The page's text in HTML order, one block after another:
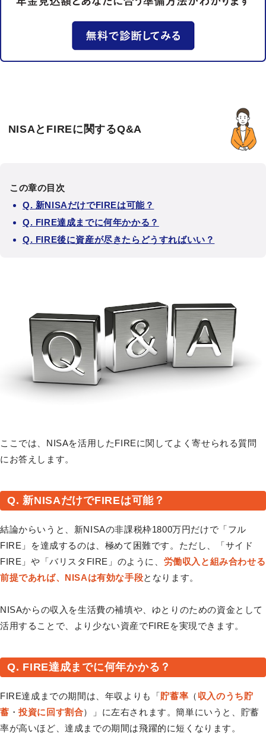
NISAとFIREに関するQ&A
この章の目次
Q. 新NISAだけでFIREは可能？
Q. FIRE達成までに何年かかる？
Q. FIRE後に資産が尽きたらどうすればいい？
ここでは、NISAを活用したFIREに関してよく寄せられる質問
にお答えします。
Q. 新NISAだけでFIREは可能？
結論からいうと、新NISAの非課税枠1800万円だけで「フル
FIRE」を達成するのは、極めて困難です。ただし、「サイド
FIRE」や「バリスタFIRE」のように、 労働収入と組み合わせる
前提であれば、NISAは有効な手段となります。
NISAからの収入を生活費の補填や、ゆとりのための資金として
活用することで、より少ない資産でFIREを実現できます。
Q. FIRE達成までに何年かかる？
FIRE達成までの期間は、年収よりも「貯蓄率 （ 収入のうち貯
蓄 ・投資に回す割合）」に左右されます。簡単にいうと、貯蓄
率が高いほど、達成までの期間は飛躍的に短くなります。